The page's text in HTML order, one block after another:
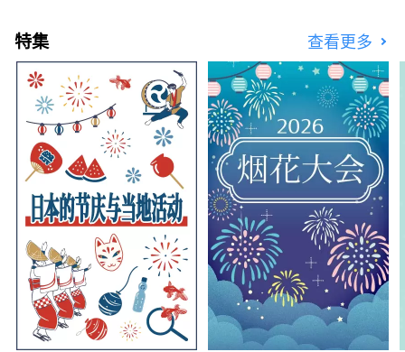
特集 查看更多